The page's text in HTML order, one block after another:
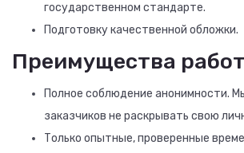
государственном стандарте.
Подготовку качественной обложки.
Преимущества
Полное соблюдение анонимности.
заказчиков не раскрывать свою
Только опытные, проверенные